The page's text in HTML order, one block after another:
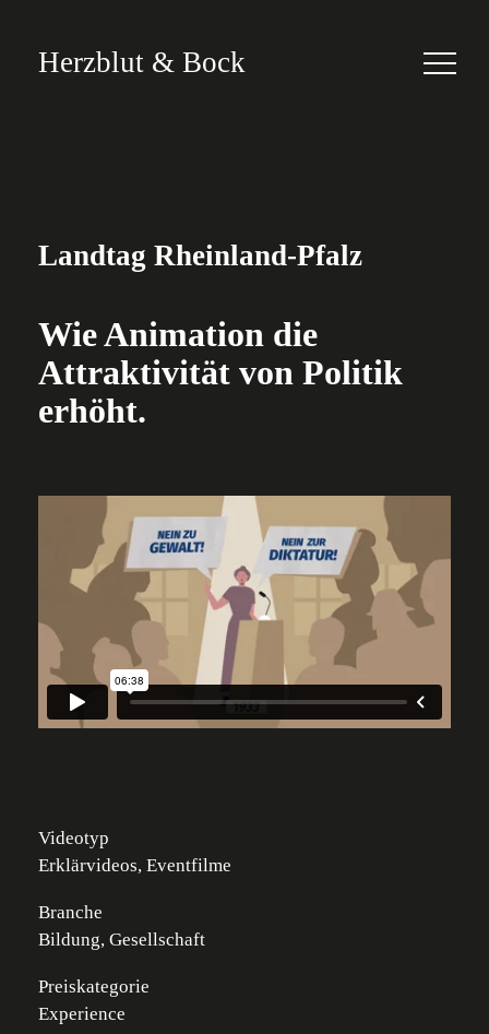
Herzblut & Bock
Landtag Rheinland-Pfalz
Wie Animation die
Attraktivität von Politik
erhöht.
Videotyp
Erklärvideos, Eventfilme
Branche
Bildung, Gesellschaft
Preiskategorie
Experience